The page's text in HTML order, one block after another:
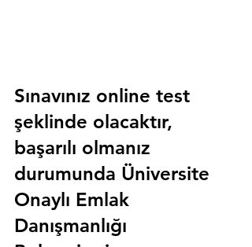
Sınavınız online test
şeklinde olacaktır,
başarılı olmanız
durumunda Üniversite
Onaylı Emlak
Danışmanlığı